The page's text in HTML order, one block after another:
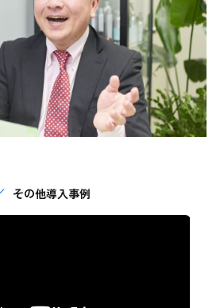
その他導入事例